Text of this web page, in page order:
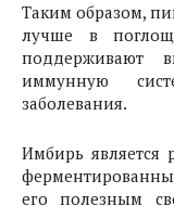
Таким образом,
лучше в
поддерживают
иммунную
заболевания.
Имбирь является
его полезным